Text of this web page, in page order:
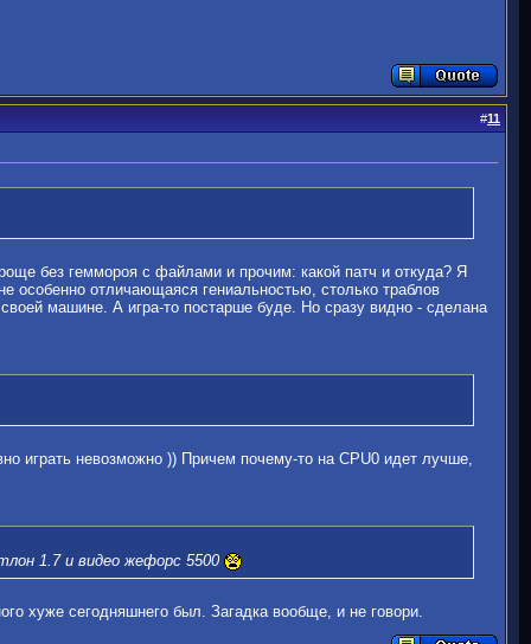
#11
без геммороя с файлами и прочим: какой патч и откуда? Я
особенно отличающаяся гениальностью, столько траблов
машине. А игра-то постарше буде. Но сразу видно - сделана
играть невозможно )) Причем почему-то на CPU0 идет лучше,
1.7 и видео жефорс 5500
хуже сегодняшнего был. Загадка вообще, и не говори.